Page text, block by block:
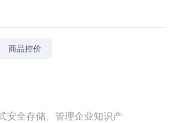
商品控价
安全存储、管理企业知识产